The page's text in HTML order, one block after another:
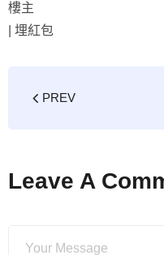
樓主
埋紅包
PREV
Leave A